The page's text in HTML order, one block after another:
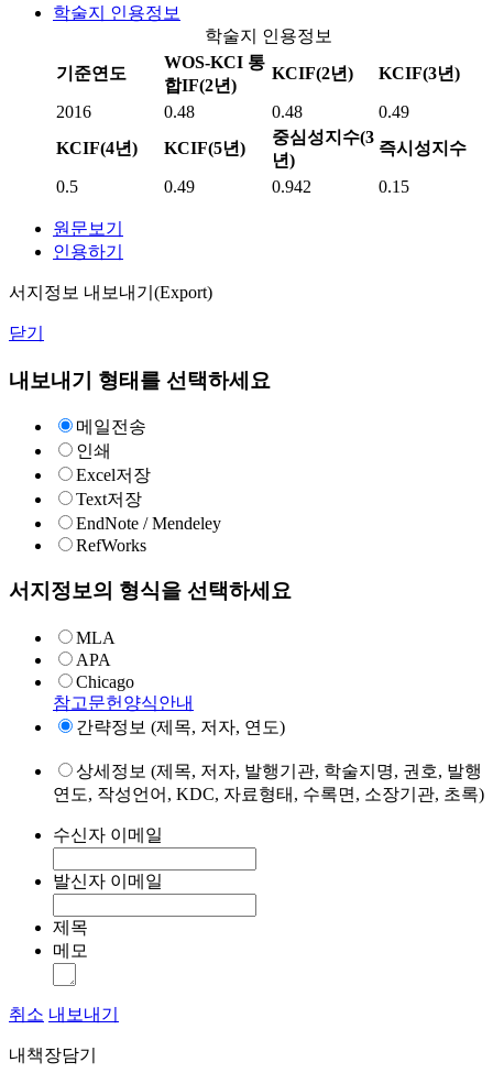
학술지 인용정보
학술지 인용정보
기준연도
WOS-KCI 통
합IF(2년)
KCIF(2년) KCIF(3년)
2016 0.48 0.48
0.49
KCIF(4년)
KCIF(5년)
중심성지수(3
년)
즉시성지수
0.5 0.49 0.942 0.15
원문보기
인용하기
서지정보 내보내기(Export)
닫기
내보내기 형태를 선택하세요
메일전송
인쇄
Excel저장
Text저장
EndNote / Mendeley
RefWorks
서지정보의 형식을 선택하세요
MLA
APA
Chicago
참고문헌양식안내
간략정보 (제목, 저자, 연도)
상세정보 (제목, 저자, 발행기관, 학술지명, 권호, 발행
연도, 작성언어, KDC, 자료형태, 수록면, 소장기관, 초록)
수신자 이메일
발신자 이메일
제목
메모
취소 내보내기
내책장담기